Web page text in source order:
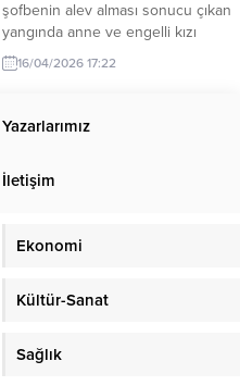
şofbenin alev alması sonucu çıkan
yangında anne ve engelli kızı
dumandan etkilendi. Olay,
Uzunmehmet Mahallesi
meydana geldi. Edinilen bilgiye
elektrikli şofben henüz bilinmeyen
16/04/2026 17:22
Yazarlarımız
İletişim
Ekonomi
Kültür-Sanat
Sağlık